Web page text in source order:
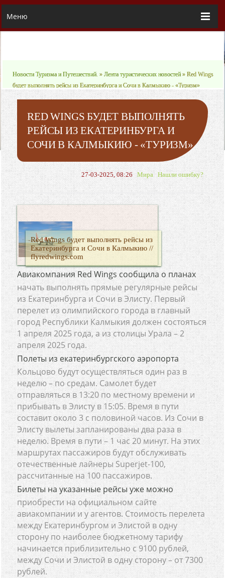
Меню
Новости Туризма и Путешествий. »Лента туристических новостей » Red Wings
будет выполнять рейсы из Екатеринбурга и Сочи в Калмыкию - «Туризм»
RED WINGS БУДЕТ ВЫПОЛНЯТЬ
РЕЙСЫ ИЗ ЕКАТЕРИНБУРГА И
СОЧИ В КАЛМЫКИЮ - «ТУРИЗМ»
27-03-2025, 08:26 Мира Нашли ошибку?
Red Wings будет выполнять рейсы из
Екатеринбурга и Сочи в Калмыкию //
flyredwings.com
Авиакомпания Red Wings сообщила о планах
начать выполнять прямые регулярные рейсы
из Екатеринбурга и Сочи в Элисту. Первый
перелет из олимпийского города в главный
город Республики Калмыкия должен состояться
1 апреля 2025 года, а из столицы Урала – 2
апреля 2025 года.
Полеты из екатеринбургского аэропорта
Кольцово будут осуществляться один раз в
неделю – по средам. Самолет будет
отправляться в 13:20 по местному времени и
прибывать в Элисту в 15:05. Время в пути
составит около 3 с половиной часов. Из Сочи в
Элисту вылеты запланированы два раза в
неделю. Время в пути – 1 час 20 минут. На этих
маршрутах пассажиров будут обслуживать
отечественные лайнеры Superjet-100,
рассчитанные на 100 пассажиров.
Билеты на указанные рейсы уже можно
приобрести на официальном сайте
авиакомпании и у агентов. Стоимость перелета
между Екатеринбургом и Элистой в одну
сторону по наиболее бюджетному тарифу
начинается приблизительно с 9100 рублей,
между Сочи и Элистой в одну сторону – от 7300
рублей.